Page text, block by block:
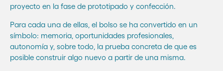
proyecto en la fase de prototipado y confección.
Para cada una de ellas, el bolso se ha convertido en un
símbolo: memoria, oportunidades profesionales,
autonomía y, sobre todo, la prueba concreta de que es
posible construir algo nuevo a partir de una misma.